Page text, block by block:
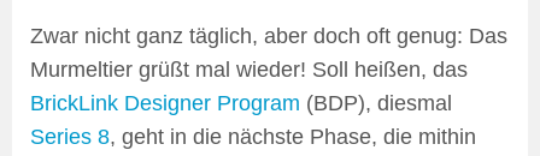
Zwar nicht ganz täglich, aber doch oft genug: Das
Murmeltier grüßt mal wieder! Soll heißen, das
BrickLink Designer Program (BDP), diesmal
Series 8, geht in die nächste Phase, die mithin